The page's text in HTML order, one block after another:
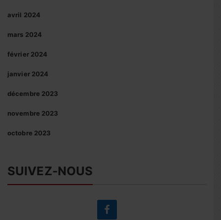
avril 2024
mars 2024
février 2024
janvier 2024
décembre 2023
novembre 2023
octobre 2023
SUIVEZ-NOUS